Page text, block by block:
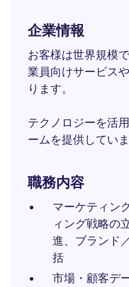
企業情報
お客様は世界規模
業員向けサービス
ります。
テクノロジーを活
ームを提供していま
職務内容
マーケティン
ィング戦略の
進、ブランド
括
市場・顧客デ